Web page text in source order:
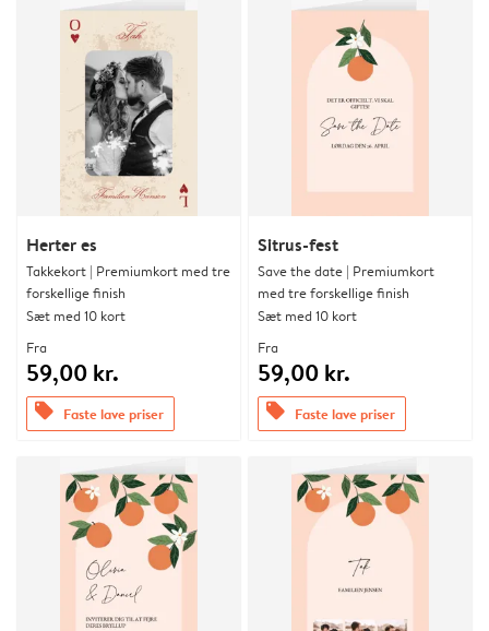
Herter es
Takkekort | Premiumkort med tre
forskellige finish
Sæt med 10 kort
Fra
59,00 kr.
offers Faste lave priser
Sitrus-fest
Save the date | Premiumkort
med tre forskellige finish
Sæt med 10 kort
Fra
59,00 kr.
offers Faste lave priser